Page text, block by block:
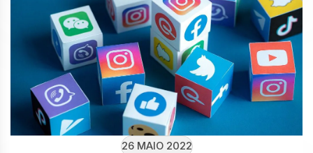
26 MAIO 2022